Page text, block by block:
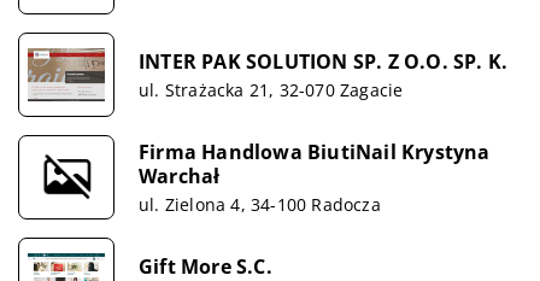
INTER PAK SOLUTION SP. Z O.O. SP. K.
ul. Strażacka 21, 32-070 Zagacie
Firma Handlowa BiutiNail Krystyna
Warchał
ul. Zielona 4, 34-100 Radocza
Gift More S.C.